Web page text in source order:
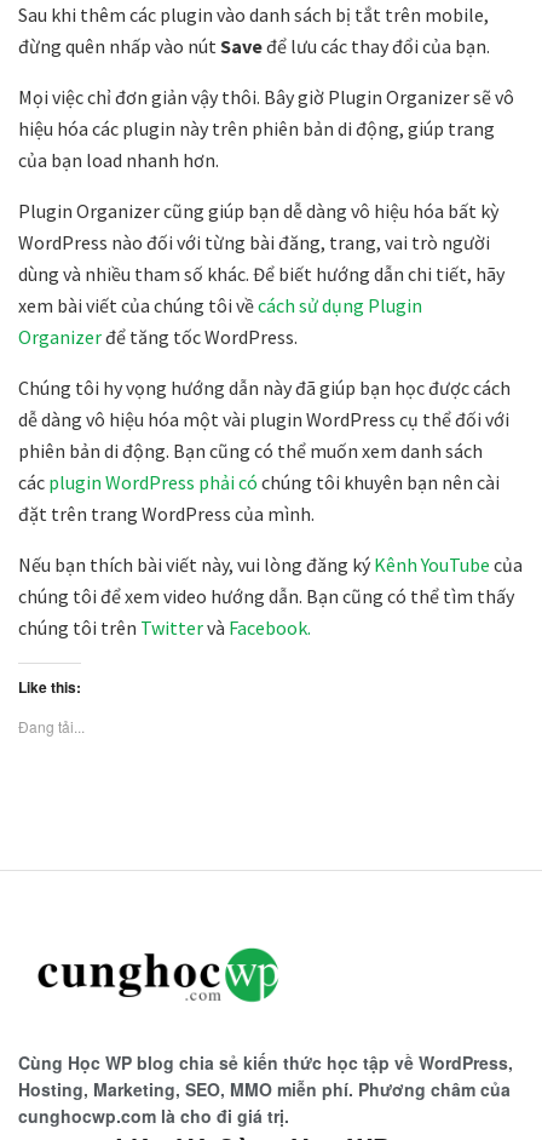
Sau khi thêm các plugin vào danh sách bị tắt trên mobile,
đừng quên nhấp vào nút Saveđể lưu các thay đổi của bạn.
Mọi việc chỉ đơn giản vậy thôi. Bây giờ Plugin Organizersẽ vô
hiệu hóa các plugin này trên phiên bản di động, giúp trang
của bạn load nhanh hơn.
Plugin Organizer cũng giúp bạn dễ dàng vô hiệu hóa bất kỳ
WordPress nào đối với từng bài đăng, trang, vai trò người
dùng và nhiều tham số khác. Để biết hướng dẫn chi tiết, hãy
xem bài viết của chúng tôi vềcách sử dụng Plugin
Organizerđể tăng tốc WordPress.
Chúng tôi hy vọng hướng dẫn này đã giúp bạn học được cách
dễ dàng vô hiệu hóa một vài plugin WordPress cụ thể đối với
phiên bản di động. Bạn cũng có thể muốn xem danh sách
các plugin WordPress phải có chúng tôi khuyên bạn nên cài
đặt trên trang WordPress của mình.
Nếu bạn thích bài viết này, vui lòng đăng ký Kênh YouTube của
chúng tôi để xem video hướng dẫn. Bạn cũng có thể tìm thấy
chúng tôi trên Twittervà Facebook.
Like this:
Đang tải...
Cùng Học WP blog chia sẻ kiến thức học tập về WordPress,
Hosting, Marketing, SEO, MMO miễn phí. Phương châm của
cunghocwp.com là cho đi giá trị.